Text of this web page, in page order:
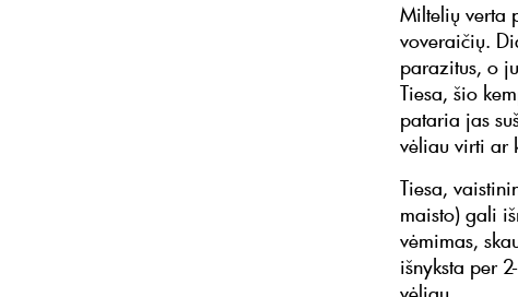
Miltelių verta
voveraičių.
parazitus, o
Tiesa, šio
pataria jas
vėliau virti ar
Tiesa,
maisto) gali
vėmimas,
išnyksta per